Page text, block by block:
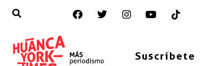
Suscríbete